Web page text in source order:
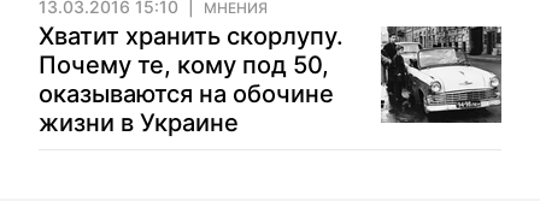
13.03.2016 15:10 МНЕНИЯ
Хватит хранить скорлупу.
Почему те, кому под 50,
оказываются на обочине
жизни в Украине